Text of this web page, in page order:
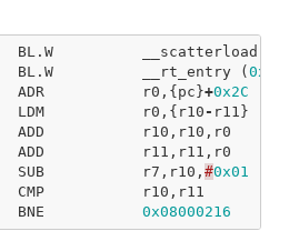
BL . W __scatterload
BL . W __rt_entry (
ADR r0 ,{ pc }+0x2C
LDM r0 ,{ r10 - r11 }
ADD r10 , r10 , r0
ADD r11 , r11 , r0
SUB r7 , r10 , #0x01
CMP r10 , r11
BNE 0x08000216